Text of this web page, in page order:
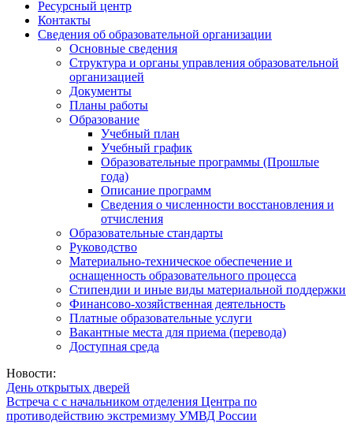
Ресурсный центр
Контакты
Сведения об образовательной организации
Основные сведения
Структура и органы управления образовательной
организацией
Документы
Планы работы
Образование
Учебный план
Учебный график
Образовательные программы (Прошлые
года)
Описание программ
Сведения о численности восстановления и
отчисления
Образовательные стандарты
Руководство
Материально-техническое обеспечение и
оснащенность образовательного процесса
Стипендии и иные виды материальной поддержки
Финансово-хозяйственная деятельность
Платные образовательные услуги
Вакантные места для приема (перевода)
Доступная среда
Новости:
День открытых дверей
Встреча с с начальником отделения Центра по
противодействию экстремизму УМВД России